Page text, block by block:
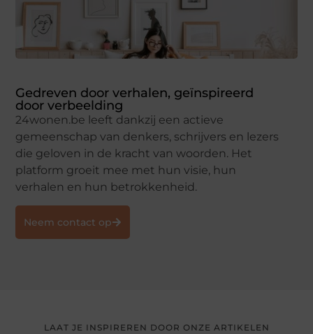
Gedreven door verhalen, geïnspireerd
door verbeelding
24wonen.be leeft dankzij een actieve
gemeenschap van denkers, schrijvers en lezers
die geloven in de kracht van woorden. Het
platform groeit mee met hun visie, hun
verhalen en hun betrokkenheid.
Neem contact op
LAAT JE INSPIREREN DOOR ONZE ARTIKELEN